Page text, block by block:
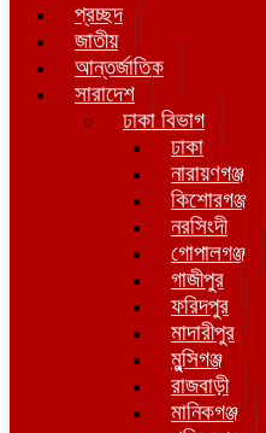
প্রচ্ছদ
জাতীয়
আন্তর্জাতিক
সারাদেশ
ঢাকা বিভাগ
ঢাকা
নারায়ণগঞ্জ
কিশোরগঞ্জ
নরসিংদী
গোপালগঞ্জ
গাজীপুর
ফরিদপুর
মাদারীপুর
মুন্সিগঞ্জ
রাজবাড়ী
মানিকগঞ্জ